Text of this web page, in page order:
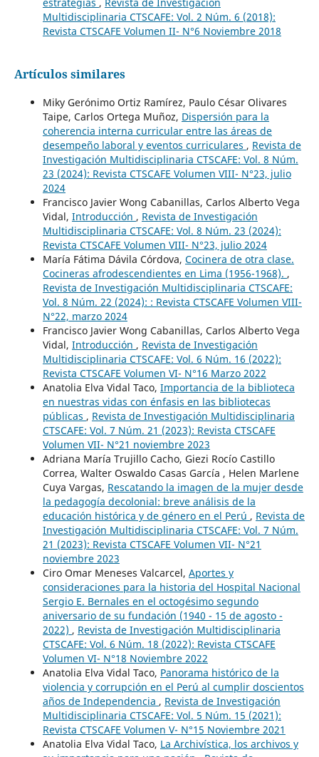
Multidisciplinaria CTSCAFE: Vol. 2 Núm. 6 (2018):
Revista CTSCAFE Volumen II- N°6 Noviembre 2018
Artículos similares
Miky Gerónimo Ortiz Ramírez, Paulo César Olivares
Taipe, Carlos Ortega Muñoz, Dispersión para la
coherencia interna curricular entre las áreas de
desempeño laboral y eventos curriculares , Revista de
Investigación Multidisciplinaria CTSCAFE: Vol. 8 Núm.
23 (2024): Revista CTSCAFE Volumen VIII- N°23, julio
2024
Francisco Javier Wong Cabanillas, Carlos Alberto Vega
Vidal, Introducción , Revista de Investigación
Multidisciplinaria CTSCAFE: Vol. 8 Núm. 23 (2024):
Revista CTSCAFE Volumen VIII- N°23, julio 2024
María Fátima Dávila Córdova, Cocinera de otra clase.
Cocineras afrodescendientes en Lima (1956-1968). ,
Revista de Investigación Multidisciplinaria CTSCAFE:
Vol. 8 Núm. 22 (2024): : Revista CTSCAFE Volumen VIII-
N°22, marzo 2024
Francisco Javier Wong Cabanillas, Carlos Alberto Vega
Vidal, Introducción , Revista de Investigación
Multidisciplinaria CTSCAFE: Vol. 6 Núm. 16 (2022):
Revista CTSCAFE Volumen VI- N°16 Marzo 2022
Anatolia Elva Vidal Taco, Importancia de la biblioteca
en nuestras vidas con énfasis en las bibliotecas
públicas , Revista de Investigación Multidisciplinaria
CTSCAFE: Vol. 7 Núm. 21 (2023): Revista CTSCAFE
Volumen VII- N°21 noviembre 2023
Adriana María Trujillo Cacho, Giezi Rocío Castillo
Correa, Walter Oswaldo Casas García , Helen Marlene
Cuya Vargas, Rescatando la imagen de la mujer desde
la pedagogía decolonial: breve análisis de la
educación histórica y de género en el Perú , Revista de
Investigación Multidisciplinaria CTSCAFE: Vol. 7 Núm.
21 (2023): Revista CTSCAFE Volumen VII- N°21
noviembre 2023
Ciro Omar Meneses Valcarcel, Aportes y
consideraciones para la historia del Hospital Nacional
Sergio E. Bernales en el octogésimo segundo
aniversario de su fundación (1940 - 15 de agosto -
2022) , Revista de Investigación Multidisciplinaria
CTSCAFE: Vol. 6 Núm. 18 (2022): Revista CTSCAFE
Volumen VI- N°18 Noviembre 2022
Anatolia Elva Vidal Taco, Panorama histórico de la
violencia y corrupción en el Perú al cumplir doscientos
años de Independencia , Revista de Investigación
Multidisciplinaria CTSCAFE: Vol. 5 Núm. 15 (2021):
Revista CTSCAFE Volumen V- N°15 Noviembre 2021
Anatolia Elva Vidal Taco, La Archivística, los archivos y